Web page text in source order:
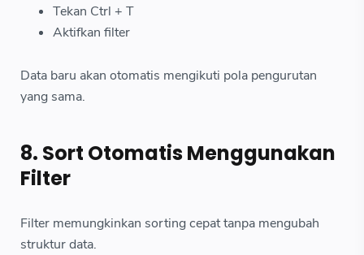
Tekan Ctrl + T
Aktifkan filter
Data baru akan otomatis mengikuti pola pengurutan
yang sama.
8. Sort Otomatis Menggunakan
Filter
Filter memungkinkan sorting cepat tanpa mengubah
struktur data.